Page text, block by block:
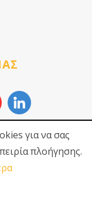
Προστασίας
Δεδοµένων
για να σας
πλοήγησης.